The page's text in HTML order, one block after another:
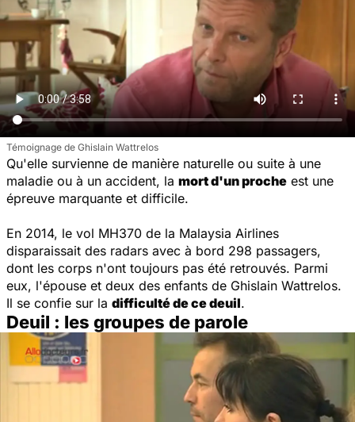
Témoignage de Ghislain Wattrelos
Qu'elle survienne de manière naturelle ou suite à une
maladie ou à un accident, la mort d'un proche est une
épreuve marquante et difficile.
En 2014, le vol MH370 de la Malaysia Airlines
disparaissait des radars avec à bord 298 passagers,
dont les corps n'ont toujours pas été retrouvés. Parmi
eux, l'épouse et deux des enfants de Ghislain Wattrelos.
Il se confie sur la difficulté de ce deuil.
Deuil : les groupes de parole